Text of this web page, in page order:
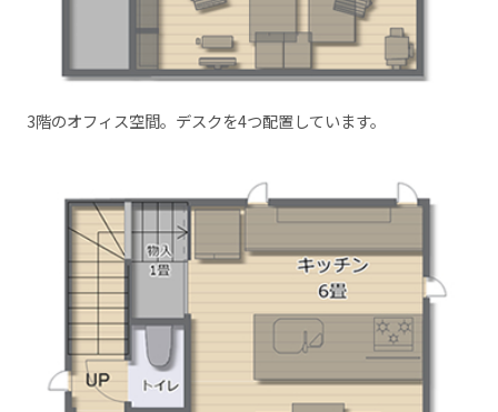
3階のオフィス空間。デスクを4つ配置しています。